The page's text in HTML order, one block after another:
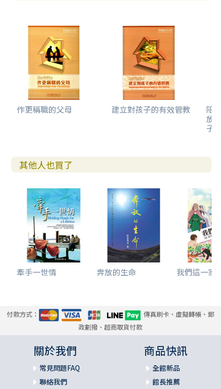
作更稱職的父母 建立對孩子的有效管教 陪
放
子
其他人也買了
牽手一世情 奔放的生命 我們這一家
付款方式：
傳真刷卡、虛擬轉帳、郵
政劃撥、超商取貨付款
關於我們
常見問題FAQ
聯絡我們
商品快訊
全館新品
館長推薦